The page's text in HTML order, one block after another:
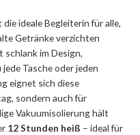
die ideale Begleiterin für alle,
Getränke verzichten
schlank im Design,
Tasche oder jeden
eignet sich diese
sondern auch für
Vakuumisolierung hält
12 Stunden heiß – ideal für